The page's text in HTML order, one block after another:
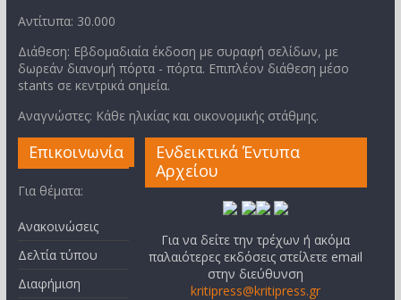
Αντίτυπα: 30.000
Διάθεση: Εβδομαδιαία έκδοση με συραφή σελίδων, με
δωρεάν διανομή πόρτα - πόρτα. Επιπλέον διάθεση μέσο
stants σε κεντρικά σημεία.
Αναγνώστες: Κάθε ηλικίας και οικονομικής στάθμης.
Επικοινωνία
Για θέματα:
Ανακοινώσεις
Δελτία τύπου
Διαφήμιση
Ενδεικτικά Έντυπα
Αρχείου
Για να δείτε την τρέχων ή ακόμα
παλαιότερες εκδόσεις στείλετε email
στην διεύθυνση
kritipress@kritipress.gr